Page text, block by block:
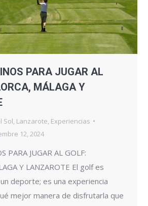
PARA JUGAR AL
MÁLAGA Y
Sol Lanzarote Experiencias
12, 2024
PARA JUGAR AL GOLF:
Y LANZAROTE El golf es
deporte; es una experiencia
mejor manera de disfrutarla que